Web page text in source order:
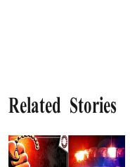
Related Stories